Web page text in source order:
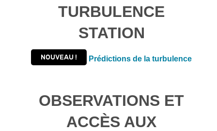
TURBULENCE
STATION
NOUVEAU ! Prédictions de la turbulence
OBSERVATIONS ET
ACCÈS AUX